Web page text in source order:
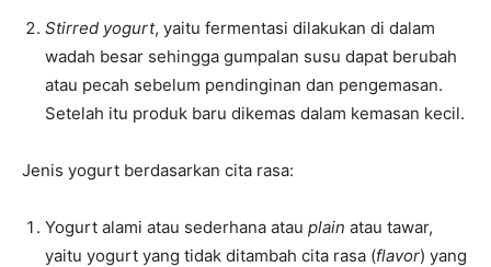
Stirred yogurt, yaitu fermentasi dilakukan di dalam
wadah besar sehingga gumpalan susu dapat berubah
atau pecah sebelum pendinginan dan pengemasan.
Setelah itu produk baru dikemas dalam kemasan kecil.
Jenis yogurt berdasarkan cita rasa:
Yogurt alami atau sederhana atau plain atau tawar,
yaitu yogurt yang tidak ditambah cita rasa (flavor) yang